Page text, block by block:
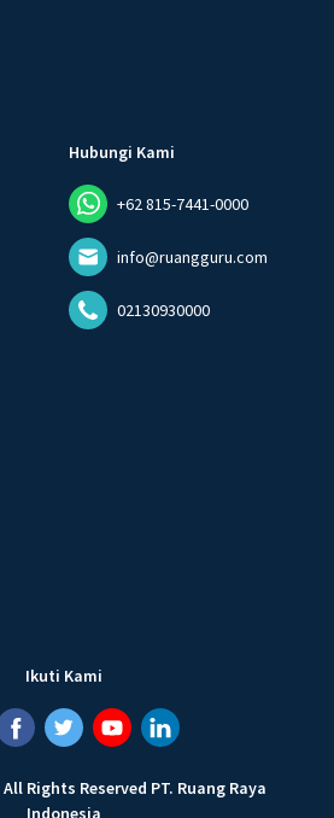
Hubungi Kami
+62 815-7441-0000
info@ruangguru.com
02130930000
Ikuti Kami
All Rights Reserved PT. Ruang Raya
Indonesia